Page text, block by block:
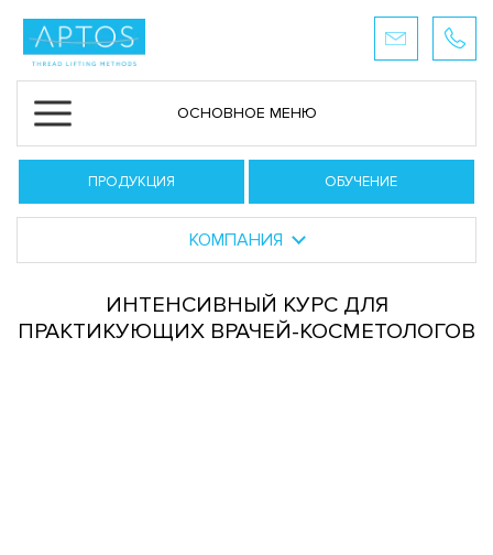
ОСНОВНОЕ МЕНЮ
ПРОДУКЦИЯ ОБУЧЕНИЕ
КОМПАНИЯ
ИНТЕНСИВНЫЙ КУРС ДЛЯ
ПРАКТИКУЮЩИХ ВРАЧЕЙ-КОСМЕТОЛОГОВ